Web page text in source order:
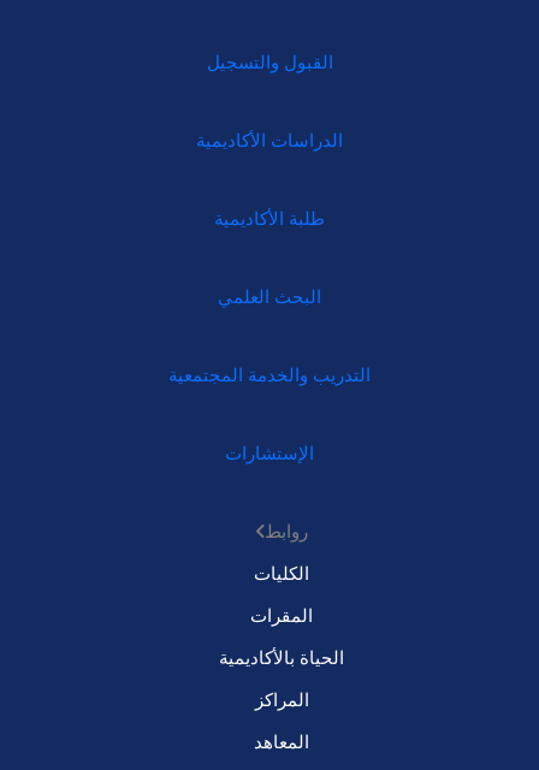
القبول والتسجيل
الدراسات الأكاديمية
طلبة الأكاديمية
البحث العلمي
التدريب والخدمة المجتمعية
الإستشارات
روابط
الكليات
المقرات
الحياة بالأكاديمية
المراكز
المعاهد